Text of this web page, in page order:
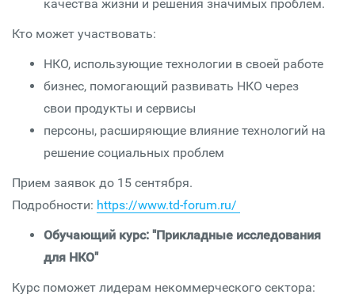
качества жизни и решения значимых проблем.
Кто может участвовать:
НКО, использующие технологии в своей работе
бизнес, помогающий развивать НКО через
свои продукты и сервисы
персоны, расширяющие влияние технологий на
решение социальных проблем
Прием заявок до 15 сентября.
Подробности: https://www.td-forum.ru/
Обучающий курс: "Прикладные исследования
для НКО"
Курс поможет лидерам некоммерческого сектора: